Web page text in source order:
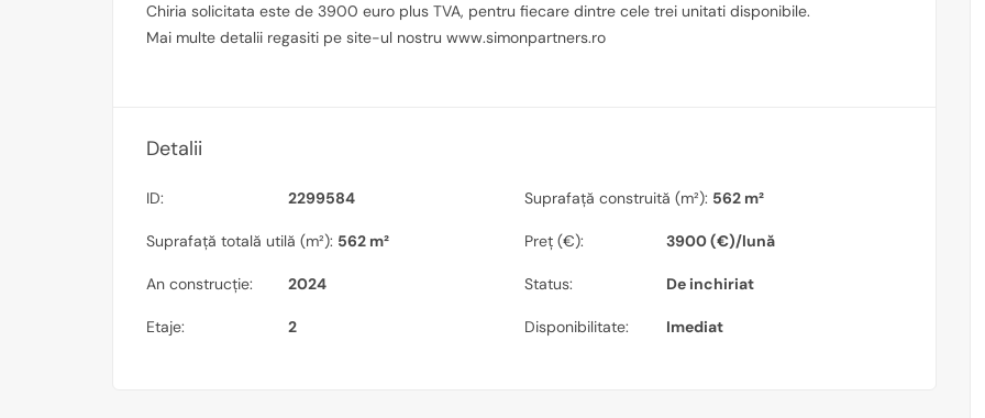
Chiria solicitata este de 3900 euro plus TVA, pentru fiecare dintre cele trei unitati disponibile.
Mai multe detalii regasiti pe site-ul nostru www.simonpartners.ro
Detalii
ID: 2299584 Suprafață construită (m²): 562 m²
Suprafață totală utilă (m²): 562 m² Preț (€): 3900 (€)/lună
An construcție: 2024 Status: De inchiriat
Etaje: 2 Disponibilitate: Imediat